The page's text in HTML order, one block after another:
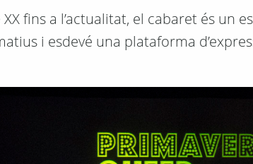
XX fins a l’actualitat, el cabaret és
i esdevé una plataforma